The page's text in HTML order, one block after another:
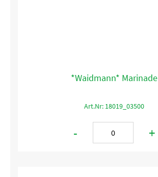
*Waidmann* Marinade
Art.Nr: 18019_03500
- +